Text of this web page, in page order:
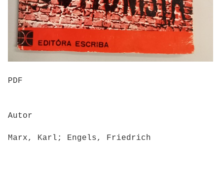
PDF
Autor
Marx, Karl; Engels, Friedrich